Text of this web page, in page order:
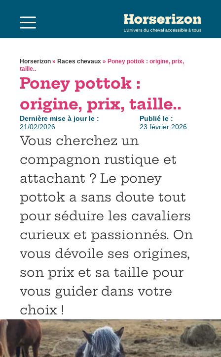
Horserizon » Races chevaux » Poney pottok : origine, prix,
taille..
Poney pottok :
origine, prix, taille..
Dernière mise à jour le :
21/02/2026
Publié le :
23 février 2026
Vous cherchez un
compagnon rustique et
attachant ? Le poney
pottok a sans doute tout
pour séduire les cavaliers
curieux et passionnés. On
vous dévoile ses origines,
son prix et sa taille pour
vous guider dans votre
choix !